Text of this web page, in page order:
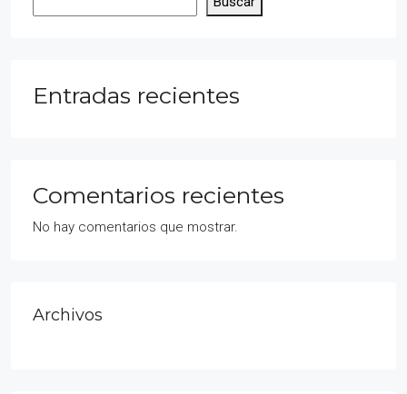
Entradas recientes
Comentarios recientes
No hay comentarios que mostrar.
Archivos